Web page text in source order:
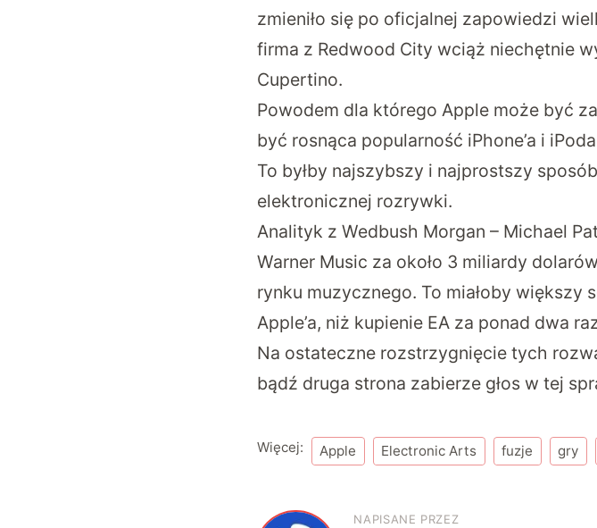
zmieniło się po oficjalnej zapowiedzi
firma z Redwood City wciąż niechętnie
Cupertino.
Powodem dla którego Apple może być
być rosnąca popularność iPhone’a i
To byłby najszybszy i najprostszy
elektronicznej rozrywki.
Analityk z Wedbush Morgan – Michael
Warner Music za około 3 miliardy
rynku muzycznego. To miałoby większy
Apple’a, niż kupienie EA za ponad dwa
Na ostateczne rozstrzygnięcie tych
bądź druga strona zabierze głos w tej
Więcej: Apple Electronic Arts fuzje gry
NAPISANE PRZEZ